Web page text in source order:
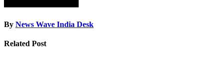
By News Wave India Desk
Related Post